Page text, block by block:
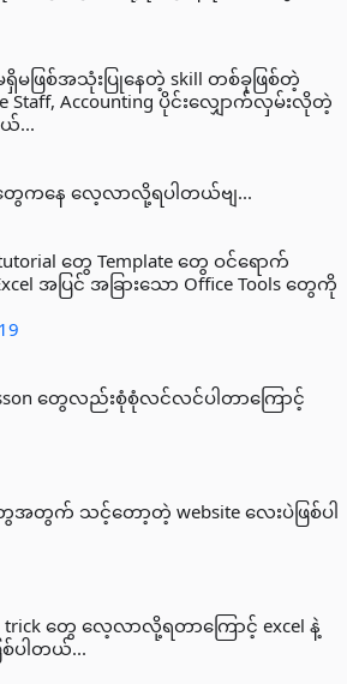
ရှိမဖြစ်အသုံးပြုနေတဲ့ skill တစ်ခုဖြစ်တဲ့
Accounting ပိုင်းလျှောက်လှမ်းလိုတဲ့
...
တွေကနေ လေ့လာလို့ရပါတယ်ဗျ...
တွေ Template တွေ ဝင်ရောက်
အပြင် အခြားသော Office Tools တွေကို
တွေလည်းစုံစုံလင်လင်ပါတာကြောင့်
အတွက် သင့်တော့တဲ့ website လေးပဲဖြစ်ပါ
trick တွေ လေ့လာလို့ရတာကြောင့် excel နဲ့
ပါတယ်...